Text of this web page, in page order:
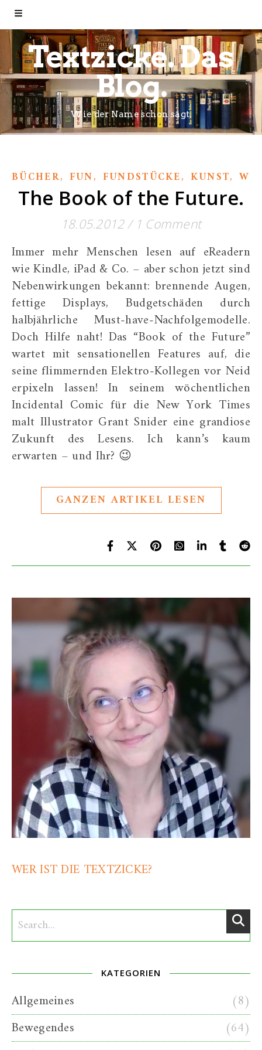
Textzicke. Das
Blog.
Wie der Name schon sagt.
BÜCHER, FUN, FUNDSTÜCKE, KUNST,
The Book of the Future.
18.05.2012/ 1 Comment
Immer mehr Menschen lesen auf eReadern
wie Kindle, iPad & Co. – aber schon jetzt sind
Nebenwirkungen bekannt: brennende Augen,
fettige Displays, Budgetschäden durch
halbjährliche Must-have-Nachfolgemodelle.
Doch Hilfe naht! Das “Book of the Future”
wartet mit sensationellen Features auf, die
seine flimmernden Elektro-Kollegen vor Neid
erpixeln lassen! In seinem wöchentlichen
Incidental Comic für die New York Times
malt Illustrator Grant Snider eine grandiose
Zukunft des Lesens. Ich kann’s kaum
erwarten – und Ihr? 😉
GANZEN ARTIKEL LESEN
WER IST DIE TEXTZICKE?
KATEGORIEN
Allgemeines
(8)
Bewegendes
(64)